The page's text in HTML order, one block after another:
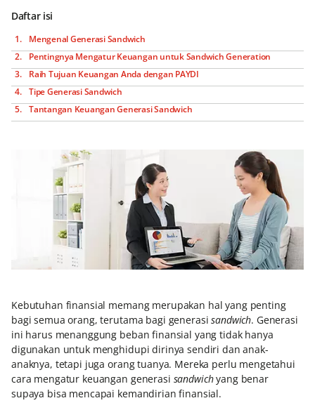
Daftar isi
Mengenal Generasi Sandwich
Pentingnya Mengatur Keuangan untuk Sandwich Generation
Raih Tujuan Keuangan Anda dengan PAYDI
Tipe Generasi Sandwich
Tantangan Keuangan Generasi Sandwich
Kebutuhan finansial memang merupakan hal yang penting
bagi semua orang, terutama bagi generasisandwich. Generasi
ini harus menanggung beban finansial yang tidak hanya
digunakan untuk menghidupi dirinya sendiri dan anak-
anaknya, tetapi juga orang tuanya. Mereka perlu mengetahui
cara mengatur keuangan generasi sandwichyang benar
supaya bisa mencapai kemandirian finansial.